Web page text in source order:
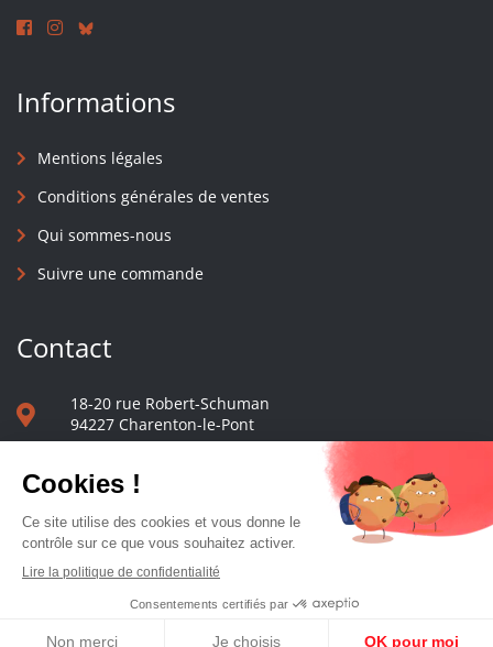
Informations
Mentions légales
Conditions générales de ventes
Qui sommes-nous
Suivre une commande
Contact
18-20 rue Robert-Schuman
94227 Charenton-le-Pont